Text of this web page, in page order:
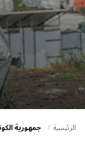
t
i
o
n
الرئيسية جمهورية